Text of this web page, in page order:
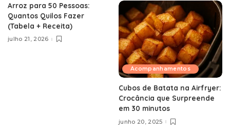
Arroz para 50 Pessoas:
Quantos Quilos Fazer
(Tabela + Receita)
julho 21, 2026
Acompanhamentos
Cubos de Batata na Airfryer:
Crocância que Surpreende
em 30 minutos
junho 20, 2025